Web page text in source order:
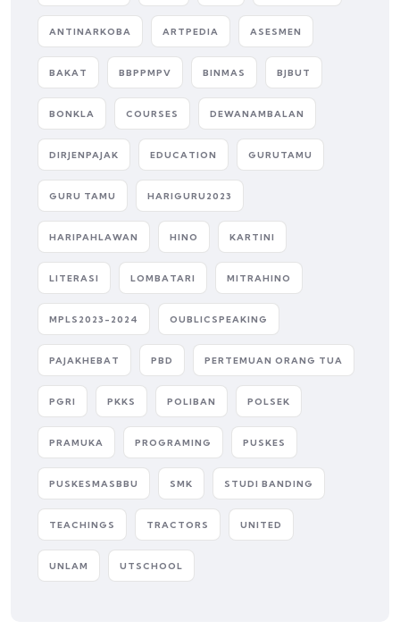
ANTINARKOBA ARTPEDIA ASESMEN
BAKAT BBPPMPV BINMAS BJBUT
BONKLA COURSES DEWANAMBALAN
DIRJENPAJAK EDUCATION GURUTAMU
GURU TAMU HARIGURU2023
HARIPAHLAWAN HINO KARTINI
LITERASI LOMBATARI MITRAHINO
MPLS2023-2024 OUBLICSPEAKING
PAJAKHEBAT PBD PERTEMUAN ORANG TUA
PGRI PKKS POLIBAN POLSEK
PRAMUKA PROGRAMING PUSKES
PUSKESMASBBU SMK STUDI BANDING
TEACHINGS TRACTORS UNITED
UNLAM UTSCHOOL